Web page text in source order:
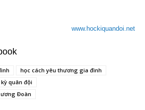
www.hockiquandoi.net
học cách yêu thương gia đình
quân đội
Đoàn